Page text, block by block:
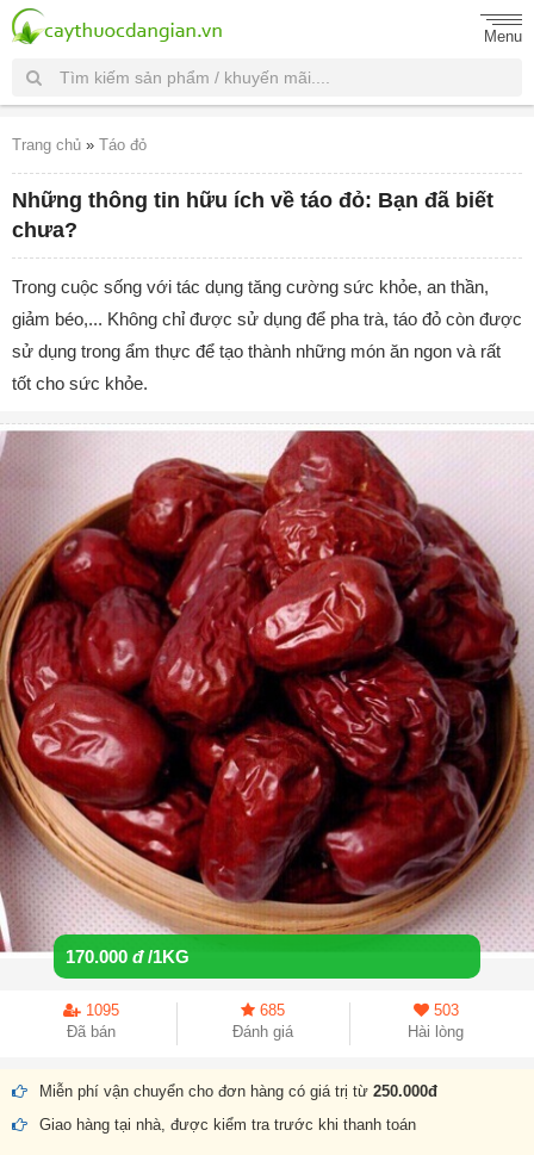
Menu
Trang chủ » Táo đỏ
Những thông tin hữu ích về táo đỏ: Bạn đã biết
chưa?
Trong cuộc sống với tác dụng tăng cường sức khỏe, an thần,
giảm béo,... Không chỉ được sử dụng để pha trà, táo đỏ còn được
sử dụng trong ẩm thực để tạo thành những món ăn ngon và rất
tốt cho sức khỏe.
170.000 đ /1KG
1095
Đã bán
685
Đánh giá
503
Hài lòng
Miễn phí vận chuyển cho đơn hàng có giá trị từ 250.000đ
Giao hàng tại nhà, được kiểm tra trước khi thanh toán